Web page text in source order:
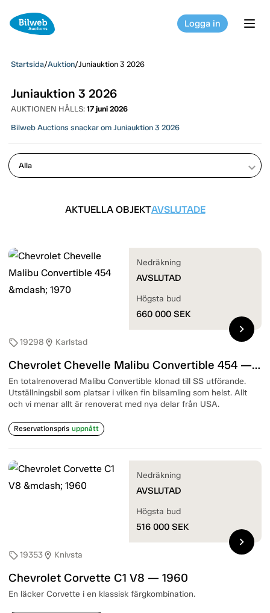
Logga in
Startsida/Auktion/ Juniauktion 3 2026
Juniauktion 3 2026
AUKTIONEN HÅLLS: 17 juni 2026
Bilweb Auctions snackar om Juniauktion 3 2026
keyboard_arrow_down
AKTUELLA OBJEKTAVSLUTADE
sell19298 location_on Karlstad
Chevrolet Chevelle Malibu Convertible 454 — 1970
En totalrenoverad Malibu Convertible klonad till SS utförande.
Utställningsbil som platsar i vilken fin bilsamling som helst. Allt
och vi menar allt är renoverat med nya delar från USA.
Reservationspris uppnått
Nedräkning
AVSLUTAD
Högsta bud
660 000 SEK
chevron_right
sell19353location_on Knivsta
Chevrolet Corvette C1 V8 — 1960
En läcker Corvette i en klassisk färgkombination.
Nedräkning
AVSLUTAD
Högsta bud
516 000 SEK
chevron_right